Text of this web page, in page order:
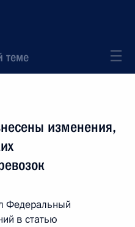
теме
изменения,
Федеральный
в статью